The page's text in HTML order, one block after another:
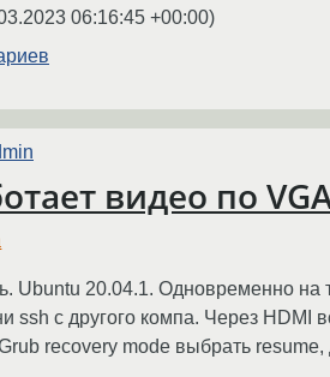
06:16:45 +00:00)
видео по
Ubuntu 20.04.1. Одновременно на
ssh с другого компа. Через HDMI
recovery mode выбрать resume,